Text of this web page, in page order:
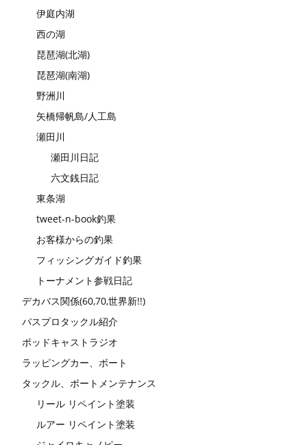
伊庭内湖
西の湖
琵琶湖(北湖)
琵琶湖(南湖)
野洲川
矢橋帰帆島/人工島
瀬田川
瀬田川日記
六文銭日記
東条湖
tweet-n-book釣果
お客様からの釣果
フィッシングガイド釣果
トーナメント参戦日記
デカバス関係(60,70,世界新!!)
バスプロタックル紹介
ポッドキャストラジオ
ラッピングカー、ボート
タックル、ボートメンテナンス
リール リペイント塗装
ルアー リペイント塗装